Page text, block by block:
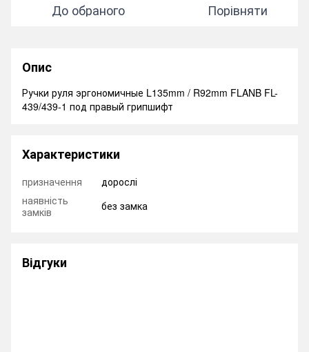
До обраного Порівняти
Опис
Ручки руля эргономичные L135mm / R92mm FLANB FL-
439/439-1 под правый грипшифт
Характеристики
призначення
дорослі
наявність
замків
без замка
Відгуки